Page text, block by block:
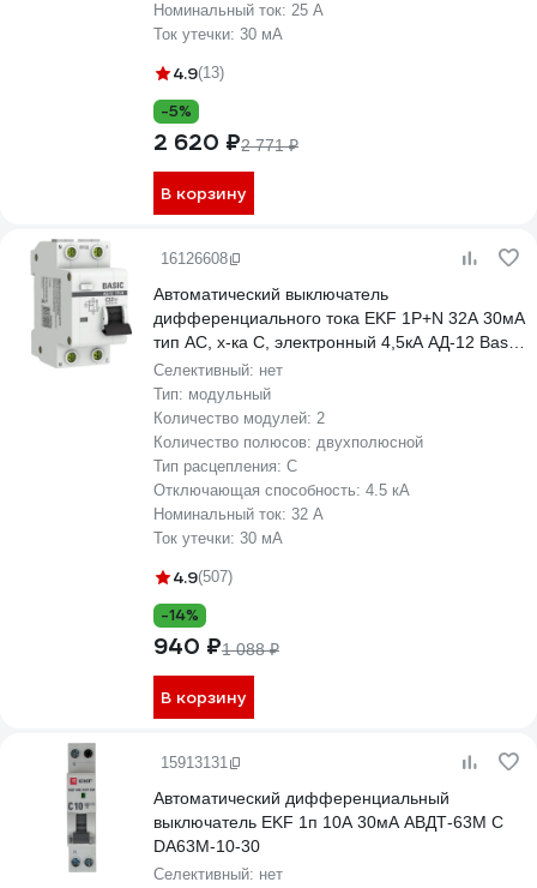
Номинальный ток: 25 А
Ток утечки: 30 мА
4.9(13)
-5%
2 620 ₽2 771 ₽
В корзину
16126608
Автоматический выключатель
дифференциального тока EKF 1P+N 32А 30мА
тип АС, х-ка C, электронный 4,5кА АД-12 Basic
DA12-32-30-bas
Селективный: нет
Тип: модульный
Количество модулей: 2
Количество полюсов: двухполюсной
Тип расцепления: C
Отключающая способность: 4.5 кА
Номинальный ток: 32 А
Ток утечки: 30 мА
4.9(507)
-14%
940 ₽1 088 ₽
В корзину
15913131
Автоматический дифференциальный
выключатель EKF 1п 10А 30мА АВДТ-63М С
DA63M-10-30
Селективный: нет